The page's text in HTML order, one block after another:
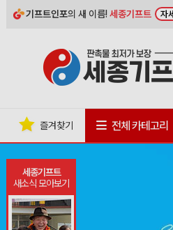
기프트인포의 새 이름!세종기프트 자
세종기프트
새소식 모아보기
즐겨찾기 전체 카테고리